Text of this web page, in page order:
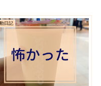
日記